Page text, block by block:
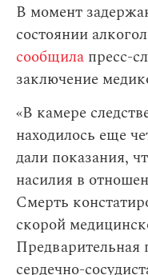
В момент
состоянии
сообщила пресс-
заключение
«В камере
находилось еще
дали показания,
насилия в
Смерть
скорой
сердечно-